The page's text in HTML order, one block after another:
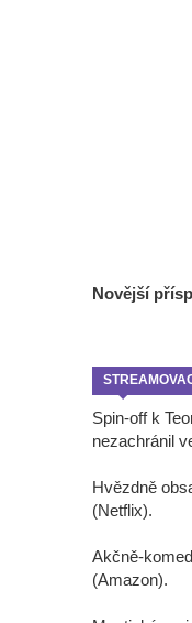
Novější
Spin-off k
nezachránil
Hvězdně
(Netflix).
Akčně-
(Amazon).